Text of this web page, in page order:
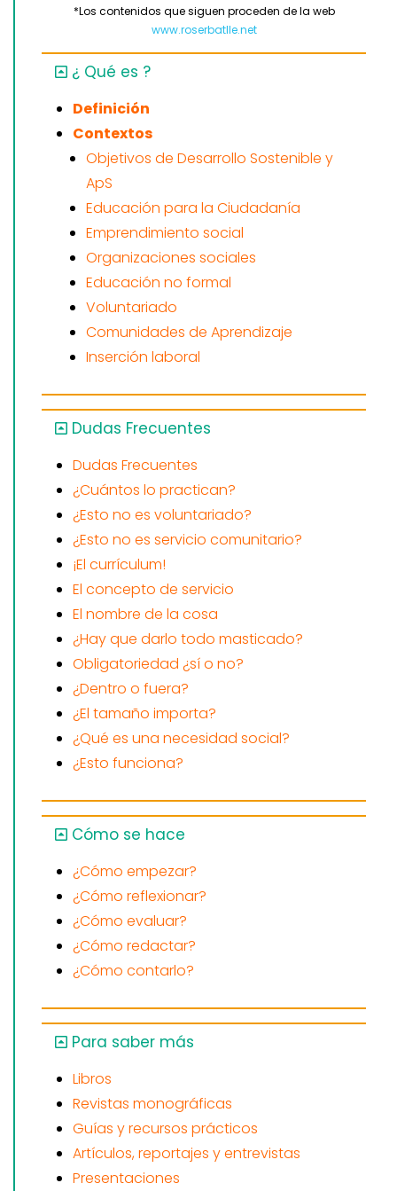
*Los contenidos que siguen proceden de la web
www.roserbatlle.net
¿ Qué es ?
Definición
Contextos
Objetivos de Desarrollo Sostenible y
ApS
Educación para la Ciudadanía
Emprendimiento social
Organizaciones sociales
Educación no formal
Voluntariado
Comunidades de Aprendizaje
Inserción laboral
Dudas Frecuentes
Dudas Frecuentes
¿Cuántos lo practican?
¿Esto no es voluntariado?
¿Esto no es servicio comunitario?
¡El currículum!
El concepto de servicio
El nombre de la cosa
¿Hay que darlo todo masticado?
Obligatoriedad ¿sí o no?
¿Dentro o fuera?
¿El tamaño importa?
¿Qué es una necesidad social?
¿Esto funciona?
Cómo se hace
¿Cómo empezar?
¿Cómo reflexionar?
¿Cómo evaluar?
¿Cómo redactar?
¿Cómo contarlo?
Para saber más
Libros
Revistas monográficas
Guías y recursos prácticos
Artículos, reportajes y entrevistas
Presentaciones